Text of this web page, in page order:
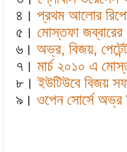
৪। প্রথম আলোর
৫। মোস্তফা
৬। অভ্র, বিজয়,
৭। মার্চ ২০১০ এ
৮।ইউটিউবে বিজয়
৯। ওপেন সোর্সে অভ্র